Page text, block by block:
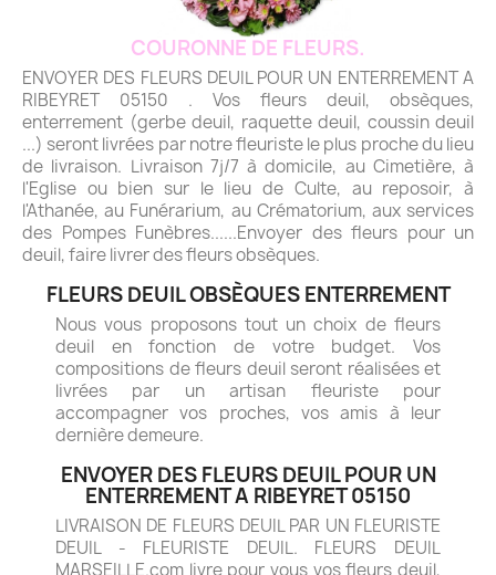
COURONNE DE FLEURS.
ENVOYER DES FLEURS DEUIL POUR UN ENTERREMENT A
RIBEYRET 05150 . Vos fleurs deuil, obsèques,
enterrement (gerbe deuil, raquette deuil, coussin deuil
...) seront livrées par notre fleuriste le plus proche du lieu
de livraison. Livraison 7j/7 à domicile, au Cimetière, à
l'Eglise ou bien sur le lieu de Culte, au reposoir, à
l'Athanée, au Funérarium, au Crématorium, aux services
des Pompes Funèbres......Envoyer des fleurs pour un
deuil, faire livrer des fleurs obsèques.
FLEURS DEUIL OBSÈQUES ENTERREMENT
Nous vous proposons tout un choix de fleurs
deuil en fonction de votre budget. Vos
compositions de fleurs deuil seront réalisées et
livrées par un artisan fleuriste pour
accompagner vos proches, vos amis à leur
dernière demeure.
ENVOYER DES FLEURS DEUIL POUR UN
ENTERREMENT A RIBEYRET 05150
LIVRAISON DE FLEURS DEUIL PAR UN FLEURISTE
DEUIL - FLEURISTE DEUIL. FLEURS DEUIL
MARSEILLE.com livre pour vous vos fleurs deuil,